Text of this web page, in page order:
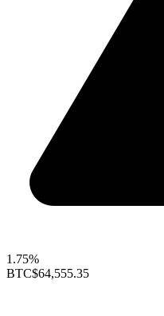
1.75%
BTC$64,555.35